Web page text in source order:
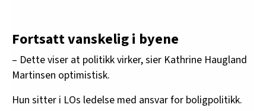
Fortsatt vanskelig i byene
– Dette viser at politikk virker, sier Kathrine Haugland
Martinsen optimistisk.
Hun sitter i LOs ledelse med ansvar for boligpolitikk.